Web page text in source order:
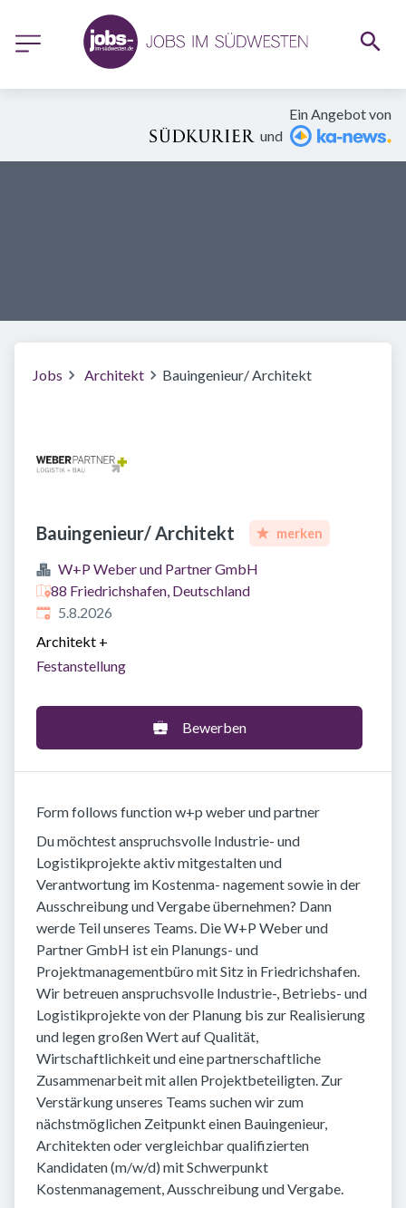
Ein Angebot von
und
Jobs Architekt Bauingenieur/ Architekt
Bauingenieur/ Architekt merken
W+P Weber und Partner GmbH
88 Friedrichshafen, Deutschland
Veröffentlicht
5.8.2026
Architekt +
Festanstellung
Bewerben
Form follows function w+p weber und partner
Du möchtest anspruchsvolle Industrie- und
Logistikprojekte aktiv mitgestalten und
Verantwortung im Kostenma- nagement sowie in der
Ausschreibung und Vergabe übernehmen? Dann
werde Teil unseres Teams. Die W+P Weber und
Partner GmbH ist ein Planungs- und
Projektmanagementbüro mit Sitz in Friedrichshafen.
Wir betreuen anspruchsvolle Industrie-, Betriebs- und
Logistikprojekte von der Planung bis zur Realisierung
und legen großen Wert auf Qualität,
Wirtschaftlichkeit und eine partnerschaftliche
Zusammenarbeit mit allen Projektbeteiligten. Zur
Verstärkung unseres Teams suchen wir zum
nächstmöglichen Zeitpunkt einen Bauingenieur,
Architekten oder vergleichbar qualifizierten
Kandidaten (m/w/d) mit Schwerpunkt
Kostenmanagement, Ausschreibung und Vergabe.